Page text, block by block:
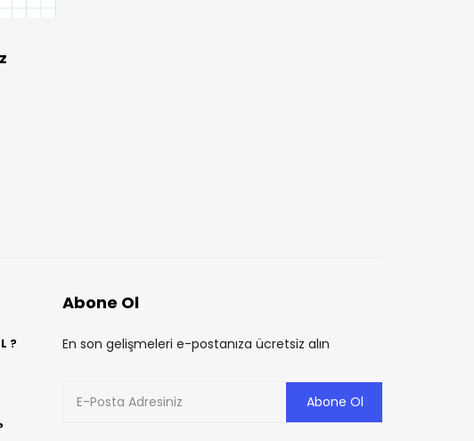
?
Abone Ol
En son gelişmeleri e-postanıza ücretsiz alın